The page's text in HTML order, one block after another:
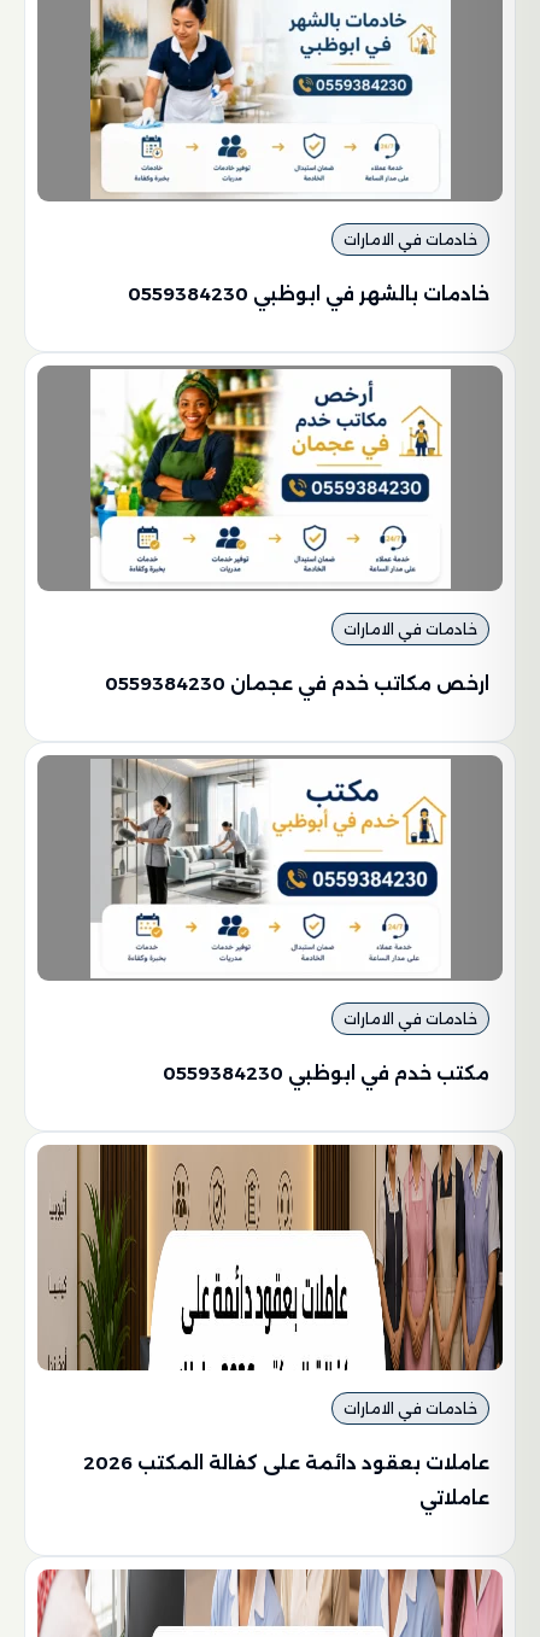
خادمات في الامارات
خادمات بالشهر في ابوظبي 0559384230
خادمات في الامارات
ارخص مكاتب خدم في عجمان 0559384230
خادمات في الامارات
مكتب خدم في ابوظبي 0559384230
خادمات في الامارات
عاملات بعقود دائمة على كفالة المكتب 2026
عاملاتي